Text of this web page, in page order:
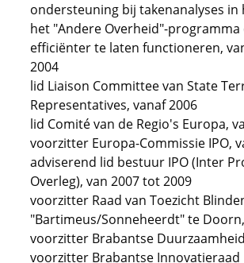
ondersteuning bij takenanalyses in
het "Andere Overheid"-
efficiënter te laten functioneren,
2004
lid Liaison Committee van State
Representatives, vanaf 2006
lid Comité van de Regio's Europa,
voorzitter Europa-Commissie IPO,
adviserend lid bestuur IPO (Inter
Overleg), van 2007 tot 2009
voorzitter Raad van Toezicht
"Bartimeus/Sonneheerdt" te
voorzitter Brabantse
voorzitter Brabantse Innovatieraad